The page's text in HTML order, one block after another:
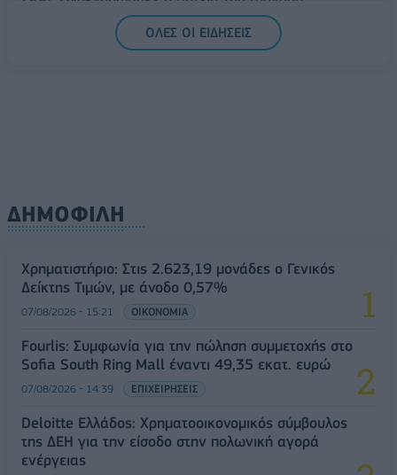
Δημητριάδη - Ο Γιάννης Αλαφούζος επιστρέφει στη
ΟΛΕΣ ΟΙ ΕΙΔΗΣΕΙΣ
ΔΗΜΟΦΙΛΗ
Χρηματιστήριο: Στις 2.623,19 μονάδες ο Γενικός
Δείκτης Τιμών, με άνοδο 0,57%
07/08/2026 - 15:21 ΟΙΚΟΝΟΜΙΑ
Fourlis: Συμφωνία για την πώληση συμμετοχής στο
Sofia South Ring Mall έναντι 49,35 εκατ. ευρώ
07/08/2026 - 14:39 ΕΠΙΧΕΙΡΗΣΕΙΣ
Deloitte Ελλάδος: Χρηματοοικονομικός σύμβουλος
της ΔΕΗ για την είσοδο στην πολωνική αγορά
ενέργειας